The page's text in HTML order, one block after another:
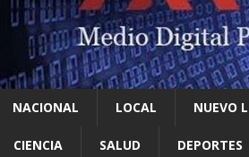
NACIONAL LOCAL NUEVO
CIENCIA SALUD DEPORTES